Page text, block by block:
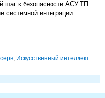
шаг к безопасности АСУ ТП
системной интеграции
, Искусственный интеллект